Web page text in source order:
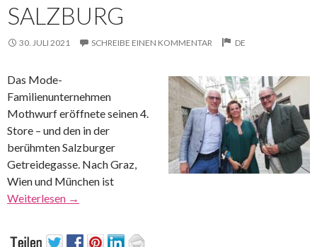
SALZBURG
30. JULI 2021 SCHREIBE EINEN KOMMENTAR DE
Das Mode-
Familienunternehmen
Mothwurf eröffnete seinen 4.
Store – und den in der
berühmten Salzburger
Getreidegasse. Nach Graz,
Wien und München ist
Weiterlesen →